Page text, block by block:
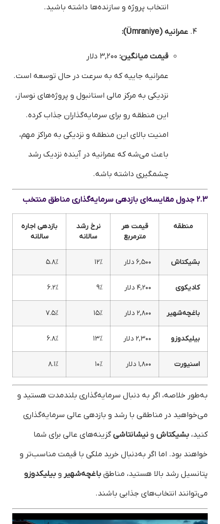
انتخاب پروژه و سازنده‌ها داشته باشید.
عمرانیه (Ümraniye):
قیمت میانگین:
عمرانیه جاییه که به سرعت در حال توسعه است.
نزدیکی به مرکز مالی استانبول و پروژه‌های نوساز،
این منطقه رو برای سرمایه‌گذاران جذاب کرده.
امنیت بالای این منطقه و نزدیکی به مراکز مهم،
باعث می‌شه که عمرانیه در آینده نزدیک رشد
چشمگیری داشته باشه.
2.3 جدول مقایسه‌ای بازدهی سرمایه‌گذاری مناطق منتخب
منطقه
قیمت هر
مترمربع
نرخ رشد
سالانه
بازدهی اجاره
سالانه
بشیکتاش ۶,۵۰۰ دلار ۱۲% ۵.۸%
کادیکوی ۴,۲۰۰ دلار ۹% ۶.۲%
باغچه‌شهیر ۲,۸۰۰ دلار ۱۵% ۷.۵%
بیلیکدوزو ۲,۳۰۰ دلار ۱۳% ۶.۸%
اسنیورت ۱,۸۰۰ دلار ۱۰% ۸.۱%
به‌طور خلاصه، اگر به دنبال سرمایه‌گذاری بلندمدت هستید و
می‌خواهید در مناطقی با رشد و بازدهی عالی سرمایه‌گذاری
کنید، بشیکتاش و نیشانتاشیگزینه‌های عالی برای شما
خواهند بود. اما اگر به‌دنبال خرید ملکی با قیمت مناسب‌تر و
پتانسیل رشد بالا هستید، مناطق باغچه‌شهیر و بیلیکدوزو
می‌توانند انتخاب‌های جذابی باشند.